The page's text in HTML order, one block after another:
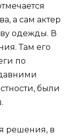
а сам актер
одежды. В
Там его
по
были
решения, в